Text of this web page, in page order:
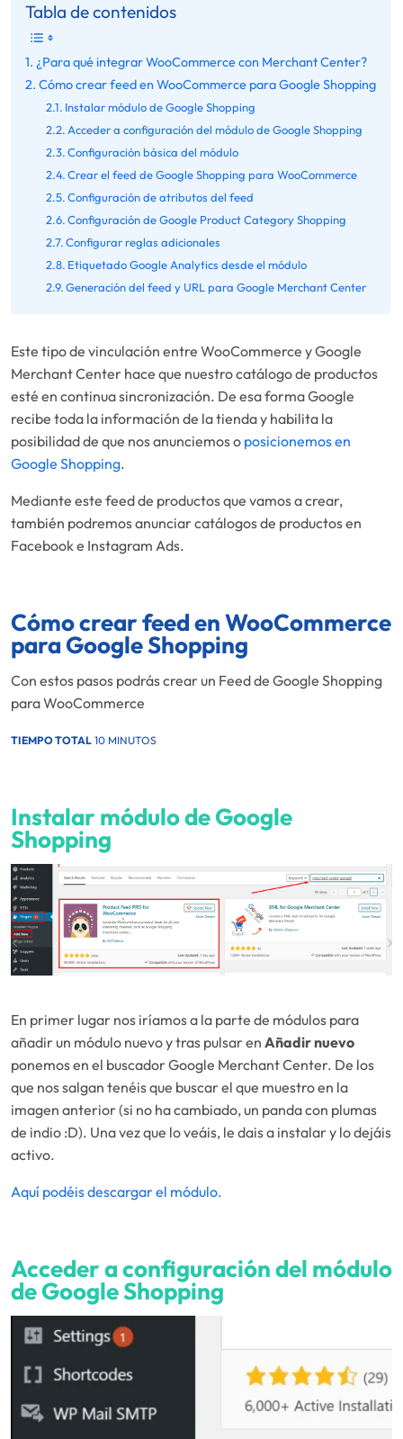
Tabla de contenidos
¿Para qué integrar WooCommerce con Merchant Center?
Cómo crear feed en WooCommerce para Google Shopping
Instalar módulo de Google Shopping
Acceder a configuración del módulo de Google Shopping
Configuración básica del módulo
Crear el feed de Google Shopping para WooCommerce
Configuración de atributos del feed
Configuración de Google Product Category Shopping
Configurar reglas adicionales
Etiquetado Google Analytics desde el módulo
Generación del feed y URL para Google Merchant Center
Este tipo de vinculación entre WooCommerce y Google
Merchant Center hace que nuestro catálogo de productos
esté en continua sincronización. De esa forma Google
recibe toda la información de la tienda y habilita la
posibilidad de que nos anunciemos o posicionemos en
Google Shopping.
Mediante este feed de productos que vamos a crear,
también podremos anunciar catálogos de productos en
Facebook e Instagram Ads.
Cómo crear feed en WooCommerce
para Google Shopping
Con estos pasos podrás crear un Feed de Google Shopping
para WooCommerce
TIEMPO TOTAL 10 MINUTOS
Instalar módulo de Google
Shopping
En primer lugar nos iríamos a la parte de módulos para
añadir un módulo nuevo y tras pulsar en Añadir nuevo
ponemos en el buscador Google Merchant Center. De los
que nos salgan tenéis que buscar el que muestro en la
imagen anterior (si no ha cambiado, un panda con plumas
de indio :D). Una vez que lo veáis, le dais a instalar y lo dejáis
activo.
Aquí podéis descargar el módulo.
Acceder a configuración del módulo
de Google Shopping